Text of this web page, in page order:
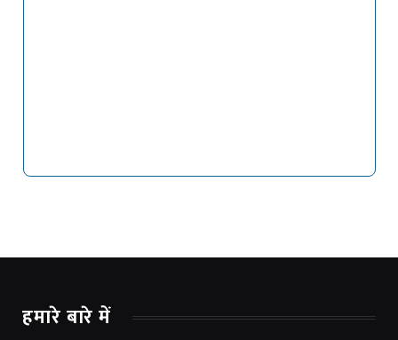
हमारे बारे में